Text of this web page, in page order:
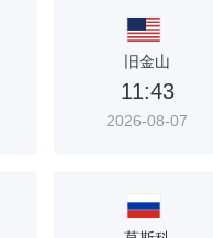
旧金山
11:43
2026-08-07